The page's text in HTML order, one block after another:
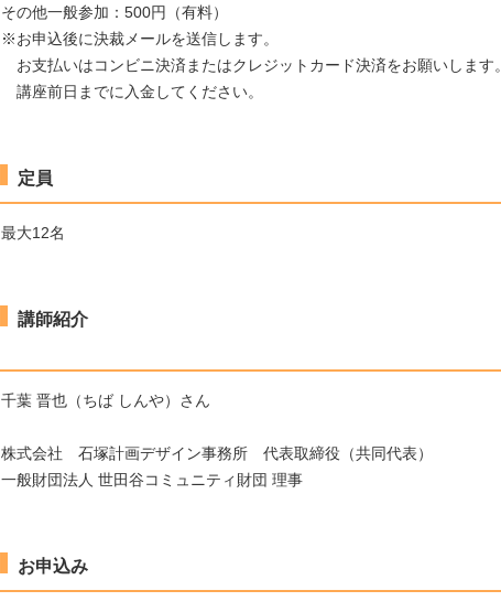
その他一般参加：500円（有料）
※お申込後に決裁メールを送信します。
お支払いはコンビニ決済またはクレジットカード決済をお願いします
講座前日までに入金してください。
定員
最大12名
講師紹介
千葉 晋也（ちば しんや）さん
株式会社 石塚計画デザイン事務所 代表取締役（共同代表）
一般財団法人 世田谷コミュニティ財団 理事
お申込み